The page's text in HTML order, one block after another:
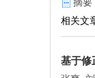
摘要
相关文
基于修